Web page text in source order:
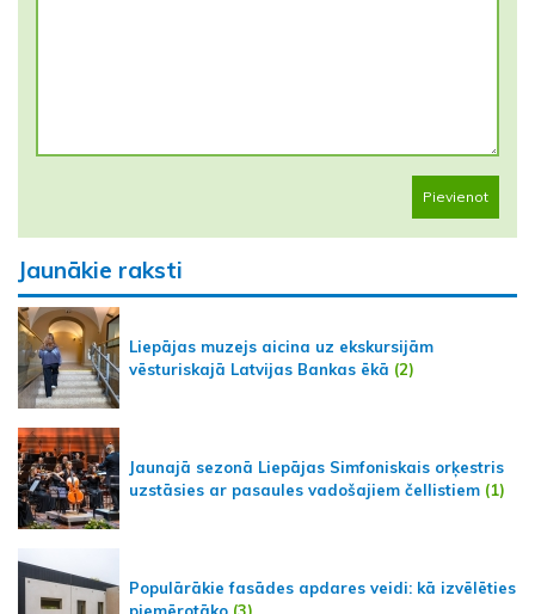
Pievienot
Jaunākie raksti
Liepājas muzejs aicina uz ekskursijām
vēsturiskajā Latvijas Bankas ēkā (2)
Jaunajā sezonā Liepājas Simfoniskais orķestris
uzstāsies ar pasaules vadošajiem čellistiem (1)
Populārākie fasādes apdares veidi: kā izvēlēties
piemērotāko (3)